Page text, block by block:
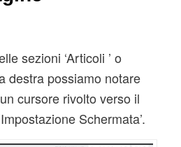
sezioni ‘Articoli ’ o
destra possiamo notare
cursore rivolto verso il
Schermata’.